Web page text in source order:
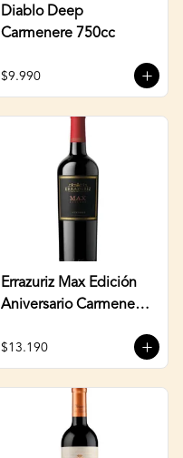
Diablo Deep
Carmenere 750cc
$9.990
Errazuriz Max Edición
Aniversario Carmenere
$13.190